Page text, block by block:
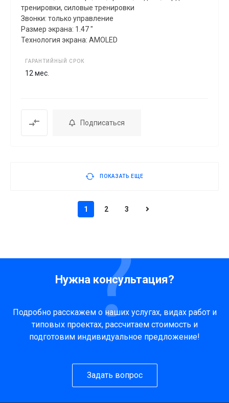
тренировки, силовые тренировки
Звонки: только управление
Размер экрана: 1.47 "
Технология экрана: AMOLED
ГАРАНТИЙНЫЙ СРОК
12 мес.
Подписаться
ПОКАЗАТЬ ЕЩЕ
1 2 3
Нужна консультация?
Подробно расскажем о наших услугах, видах работ и
типовых проектах, рассчитаем стоимость и
подготовим индивидуальное предложение!
Задать вопрос